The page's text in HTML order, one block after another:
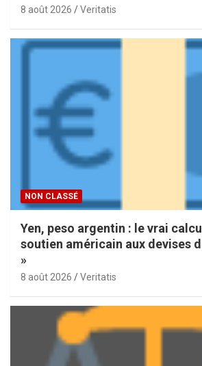
8 août 2026 Veritatis
NON CLASSÉ
Yen, peso argentin : le vrai
soutien américain aux devises
»
8 août 2026 Veritatis